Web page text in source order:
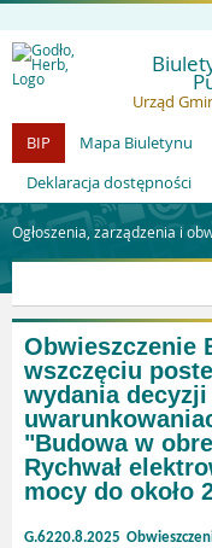
Urząd
BIP
Mapa Biuletynu
Deklaracja dostępności
Ogłoszenia, zarządzenia i
Obwieszczenie
wszczęciu
wydania
"Budowa w
Rychwał
mocy do około
G.6220.8.2025